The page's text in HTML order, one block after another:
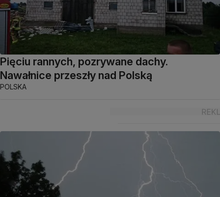
Pięciu rannych, pozrywane dachy.
Nawałnice przeszły nad Polską
POLSKA